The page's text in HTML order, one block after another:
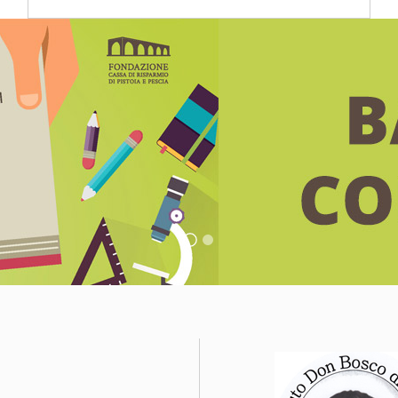
UNIVERSALE 2026
LEGGI NEWS
BANNER 1
8 Per Mille